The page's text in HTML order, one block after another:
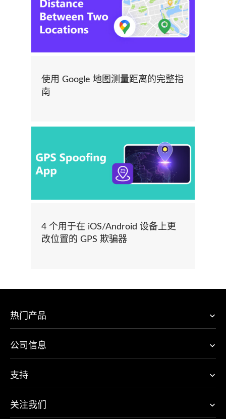
使用 Google 地图测量距离的完整指
南
4 个用于在 iOS/Android 设备上更
改位置的 GPS 欺骗器
热门产品
公司信息
支持
关注我们